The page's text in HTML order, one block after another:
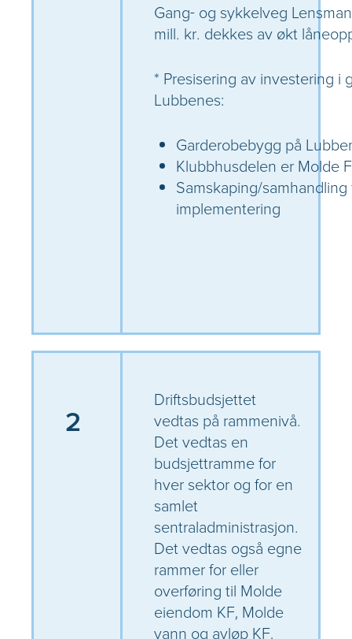
Gang- og sykkelveg
mill. kr. dekkes av økt
* Presisering av investering
Lubbenes:
Garderobebygg på
Klubbhusdelen er Molde
Samskaping/
implementering
2
Driftsbudsjettet
vedtas på rammenivå.
Det vedtas en
budsjettramme for
hver sektor og for en
samlet
sentraladministrasjon.
Det vedtas også egne
rammer for eller
overføring til Molde
eiendom KF, Molde
vann og avløp KF,